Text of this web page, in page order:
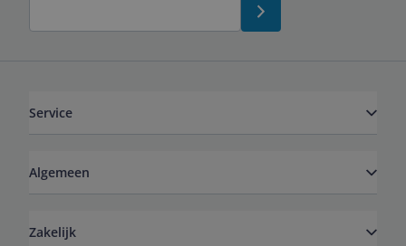
Service
Algemeen
Zakelijk